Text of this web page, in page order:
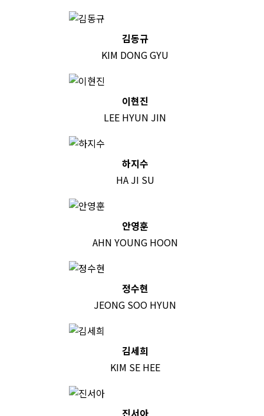
김동규
KIM DONG GYU
이현진
LEE HYUN JIN
하지수
HA JI SU
안영훈
AHN YOUNG HOON
정수현
JEONG SOO HYUN
김세희
KIM SE HEE
진서아